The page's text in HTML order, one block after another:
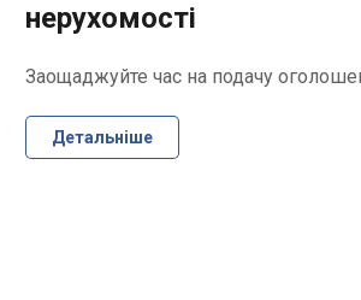
нерухомості
Заощаджуйте час на подачу
Детальніше